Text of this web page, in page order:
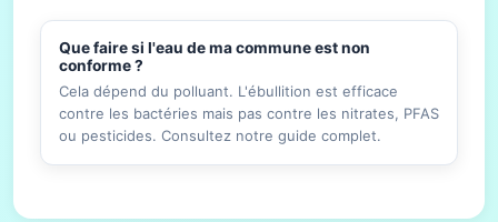
Que faire si l'eau de ma commune est non
conforme ?
Cela dépend du polluant. L'ébullition est efficace
contre les bactéries mais pas contre les nitrates, PFAS
ou pesticides. Consultez notre guide complet.